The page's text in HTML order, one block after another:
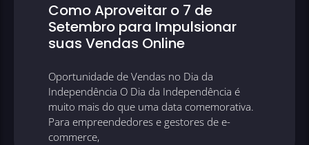
Como Aproveitar o 7 de
Setembro para Impulsionar
suas Vendas Online
Oportunidade de Vendas no Dia da
Independência O Dia da Independência é
muito mais do que uma data comemorativa.
Para empreendedores e gestores de e-
commerce,